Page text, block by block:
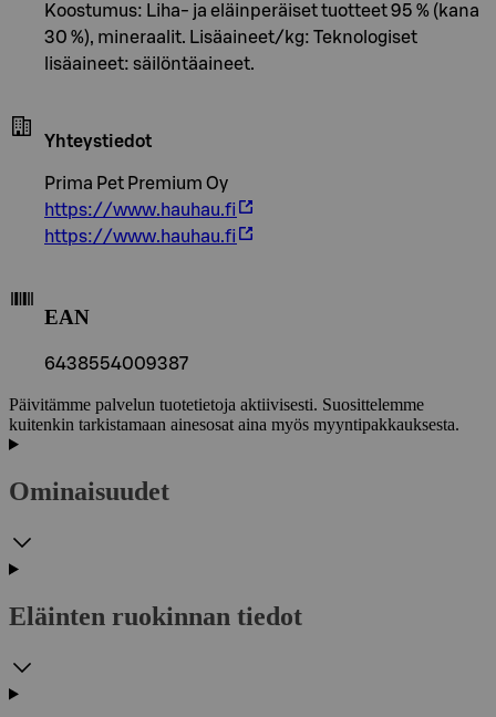
Koostumus: Liha- ja eläinperäiset tuotteet 95 % (kana
30 %), mineraalit. Lisäaineet/kg: Teknologiset
lisäaineet: säilöntäaineet.
Yhteystiedot
Prima Pet Premium Oy
https://www.hauhau.fi
https://www.hauhau.fi
EAN
6438554009387
Päivitämme palvelun tuotetietoja aktiivisesti. Suosittelemme
kuitenkin tarkistamaan ainesosat aina myös myyntipakkauksesta.
Ominaisuudet
Eläinten ruokinnan tiedot